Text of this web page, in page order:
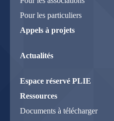
Pour les particuliers
Appels à projets
Actualités
Espace réservé PLIE
Ressources
Documents à télécharger